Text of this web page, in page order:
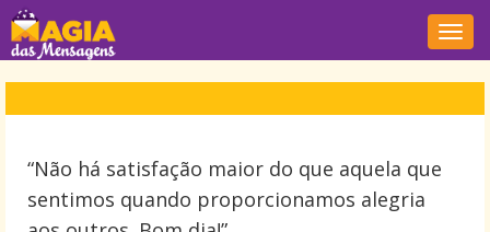
“Não há satisfação maior do que aquela que
sentimos quando proporcionamos alegria